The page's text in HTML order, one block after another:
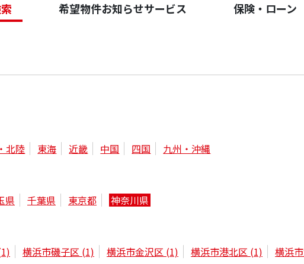
希望物件お知らせサービス 保険・ローン
北陸 東海 近畿 中国 四国 九州・沖縄
県 千葉県 東京都 神奈川県
横浜市磯子区 (1) 横浜市金沢区 (1) 横浜市港北区 (1) 横浜